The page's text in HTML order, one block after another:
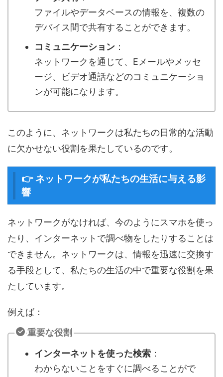
ファイルやデータベースの情報を、複数の
デバイス間で共有することができます。
コミュニケーション ：
ネットワークを通じて、Eメールやメッセ
ージ、ビデオ通話などのコミュニケーショ
ンが可能になります。
このように、ネットワークは私たちの日常的な活動
に欠かせない役割を果たしているのです。
👉 ネットワークが私たちの生活に与える影
響
ネットワークがなければ、今のようにスマホを使っ
たり、インターネットで調べ物をしたりすることは
できません。ネットワークは、情報を迅速に交換す
る手段として、私たちの生活の中で重要な役割を果
たしています。
例えば：
重要な役割
インターネットを使った検索 ：
わからないことをすぐに調べることがで